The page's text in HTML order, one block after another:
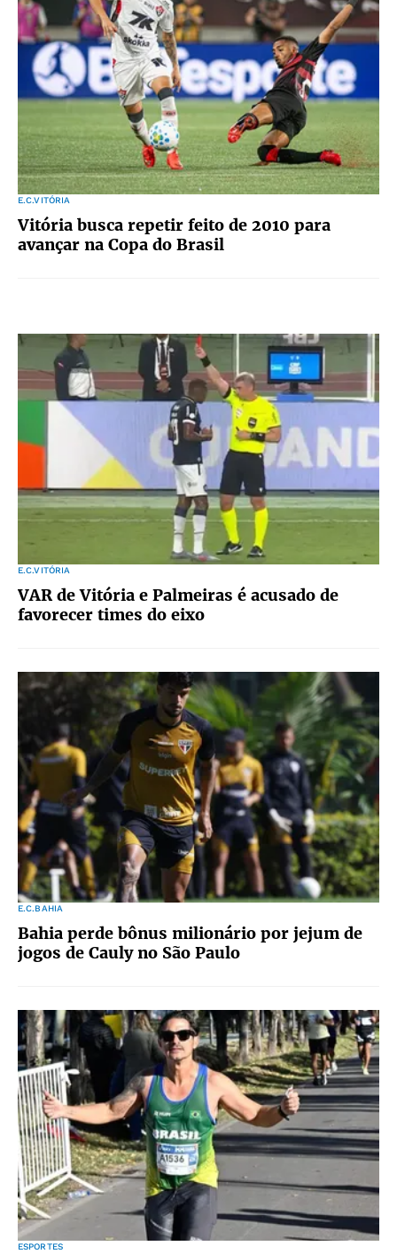
E.C.VITÓRIA
Vitória busca repetir feito de 2010 para
avançar na Copa do Brasil
E.C.VITÓRIA
VAR de Vitória e Palmeiras é acusado de
favorecer times do eixo
E.C.BAHIA
Bahia perde bônus milionário por jejum de
jogos de Cauly no São Paulo
ESPORTES